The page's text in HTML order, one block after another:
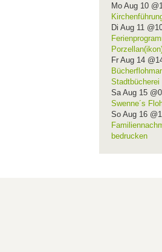
Mo Aug 10
Di Aug 11
Fr Aug 14
Stadtbücherei
Sa Aug 15
Swenne´s
So Aug 16
bedrucken